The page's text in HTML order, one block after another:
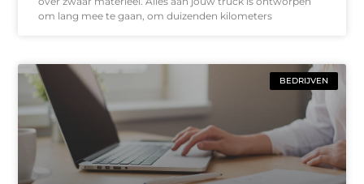
om lang mee te gaan, om duizenden kilometers
BEDRIJVEN